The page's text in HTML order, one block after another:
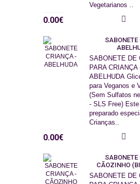
Vegetarianos ..
0.00€
SABONETE DE
PARA CRIANÇA
ABELHUDA
para Veganos e
(Sem Sulfatos
- SLS Free)
preparado
Crianças..
0.00€
CÃOZINHO
SABONETE DE